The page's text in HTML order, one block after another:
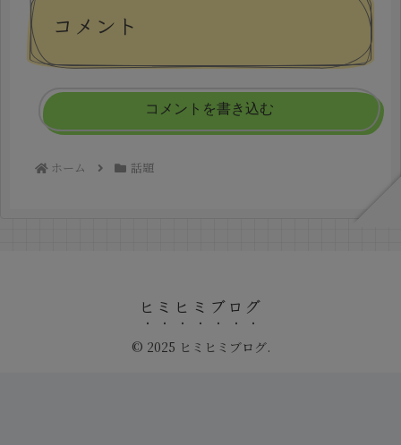
コメント
コメントを書き込む
ホーム 話題
ヒミヒミブログ
© 2025 ヒミヒミブログ.